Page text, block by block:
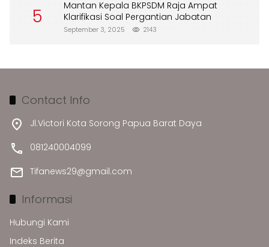
5
Mantan Kepala BKPSDM Raja Ampat
Klarifikasi Soal Pergantian Jabatan
September 3, 2025 2143
Contact Info
Jl.Victori Kota Sorong Papua Barat Daya
081240004099
Tifanews29@gmail.com
Informasi
Hubungi Kami
Indeks Berita